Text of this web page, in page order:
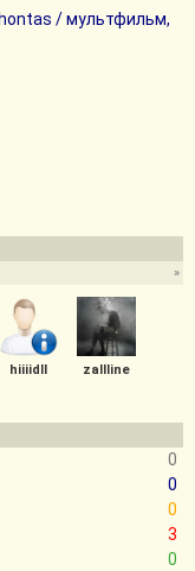
/ мультфильм,
»
hiiiidll zallline
0
0
0
3
0